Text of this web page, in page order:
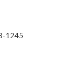
1245